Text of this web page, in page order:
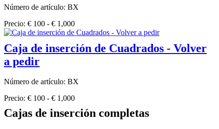
Número de artículo: BX
Precio: € 100 - € 1,000
Caja de inserción de Cuadrados - Volver
a pedir
Número de artículo: BX
Precio: € 100 - € 1,000
Cajas de inserción completas